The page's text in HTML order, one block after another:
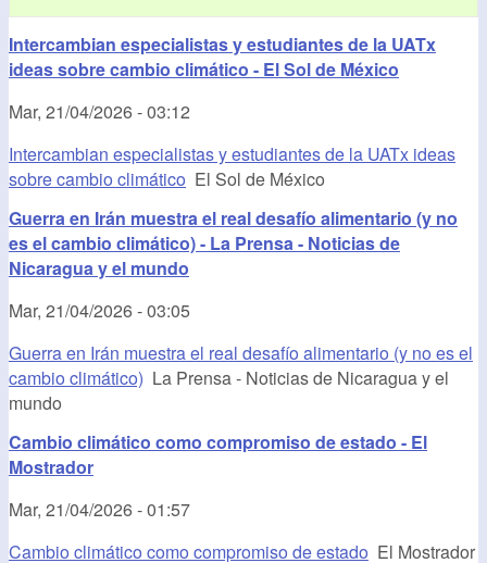
Intercambian especialistas y estudiantes de la UATx
ideas sobre cambio climático - El Sol de México
Mar, 21/04/2026 - 03:12
Intercambian especialistas y estudiantes de la UATx ideas
sobre cambio climático El Sol de México
Guerra en Irán muestra el real desafío alimentario (y no
es el cambio climático) - La Prensa - Noticias de
Nicaragua y el mundo
Mar, 21/04/2026 - 03:05
Guerra en Irán muestra el real desafío alimentario (y no es el
cambio climático) La Prensa - Noticias de Nicaragua y el
mundo
Cambio climático como compromiso de estado - El
Mostrador
Mar, 21/04/2026 - 01:57
Cambio climático como compromiso de estado El Mostrador